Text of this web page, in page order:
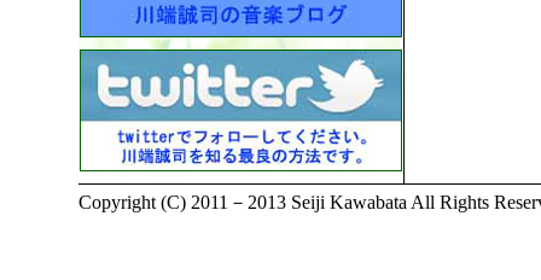
Copyright (C) 2011－2013 Seiji Kawabata All Rights